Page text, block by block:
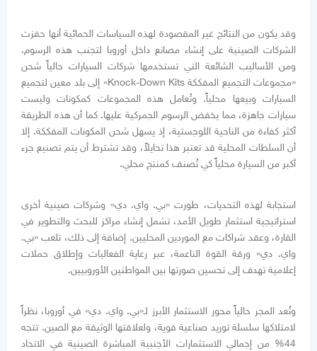
وقد يكون من النتائج غير المقصودة لهذه السياسات الحمائية أنها حفزت
الشركات الصينية على إنشاء مصانع داخل أوروبا لتجنب هذه الرسوم.
ومن الأساليب الشائعة التي تستخدمها شركات السيارات حالياً شحن
«مجموعات التجميع المفككة Knock-Down Kits» إلى بلد معين لتجميع
السيارات وبيعها محلياً. وتُعامل هذه المجموعات كمكونات وليست
سيارات جاهزة، مما يخفض الرسوم الجمركية عليها. كما أن هذه الطريقة
أكثر كفاءة من الناحية اللوجستية، إذ يسهل شحن المكونات المفككة. إلا
أن السلطات المحلية قد تعتبر هذا تحايلاً، وقد تشترط أن يتم تصنيع جزء
أكبر من السيارة محلياً كي تُصنف كمنتج محلي.
استجابة لهذه التحديات، طورت «بي. واي. دي» وشركات صينية أخرى
استراتيجية استثمار طويل الأمد، تشمل إنشاء مراكز للبحث والتطوير في
القارة، وعقد شراكات مع الموردين المحليين. إضافة إلى ذلك، تلعب «بي.
واي. دي» ورقة القوة الناعمة، عبر رعاية الفعاليات وإطلاق حملات
إعلامية تهدف إلى تحسين صورتها بين المواطنين الأوروبيين.
وتُعد المجر حالياً محور الاستثمار الأبرز لـ«بي. واي. دي» في أوروبا، نظراً
لامتلاكها سلسلة توريد صناعية قوية، ولعلاقتها الوثيقة مع الصين. تتجه
44% من إجمالي الاستثمارات الأجنبية المباشرة الصينية في الاتحاد